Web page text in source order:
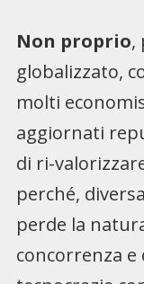
Non proprio,
globalizzato,
molti
aggiornati
di ri-
perché,
perde la
concorrenza e